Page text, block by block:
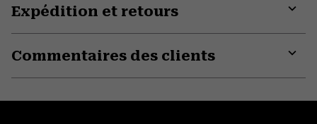
Expédition et retours
Commentaires des clients